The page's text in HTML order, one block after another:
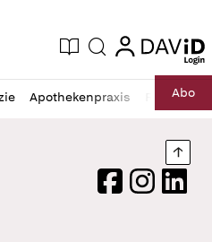
Zeitung
Aktuelle Ausgabe
Suche login
login
Apothekenpraxis RechtAbo
Logo
FacebookInstagram